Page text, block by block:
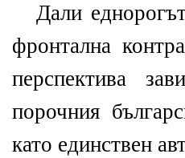
Дали
фронтална
перспектива
порочния
като единствен